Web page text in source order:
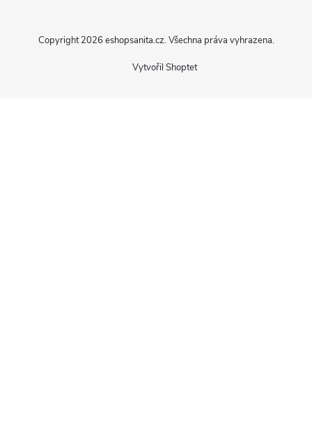
Vytvořil Shoptet
Copyright 2026 eshopsanita.cz. Všechna práva vyhrazena.